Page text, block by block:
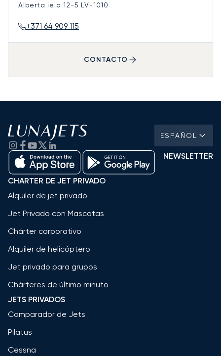
Alberta iela 12-5 LV-1010
+371 64 909 115
CONTACTO
ESPAÑOL
NEWSLETTER
CHARTER DE JET PRIVADO
Alquiler de jet privado
Jet Privado con Mascotas
Chárter corporativo
Alquiler de helicóptero
Jet privado para grupos
Chárteres de último minuto
JETS PRIVADOS
Comparador de Jets
Pilatus
Cessna